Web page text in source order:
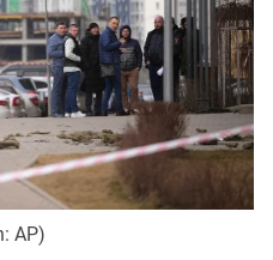
Việt Nam
điện tử số 483/GP-BTTTT
AP)